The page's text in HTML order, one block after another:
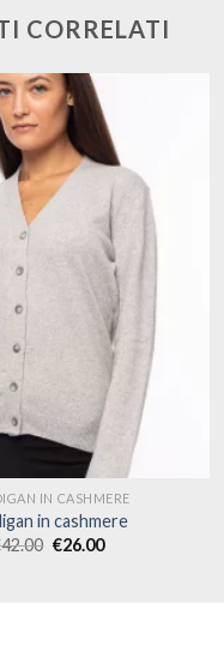
CORRELATI
IN CASHMERE
in cashmere
42.00 €26.00